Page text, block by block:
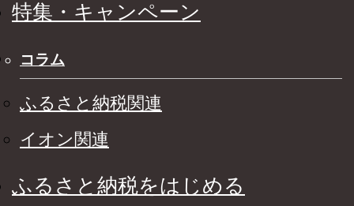
特集・キャンペーン
コラム
ふるさと納税関連
イオン関連
ふるさと納税をはじめる